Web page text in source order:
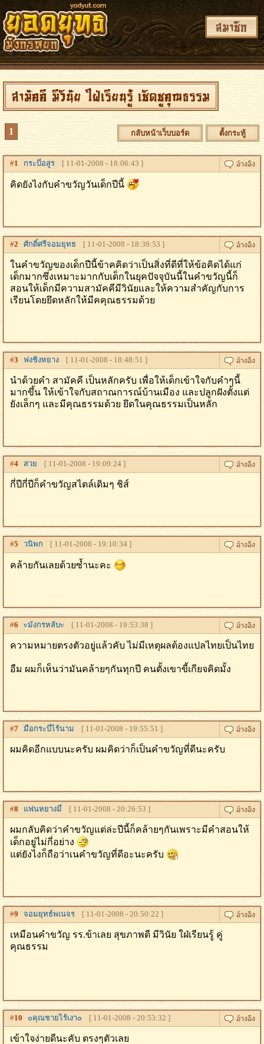
สมาชิก
สามัคคี มีวินัย ใฝ่เรียนรู้ เชิดชูคุณธรรม
1 กลับหน้าเว็บบอร์ด ตั้งกระทู้
#1 กระบี่อสูร [ 11-01-2008 - 18:06:43 ]
คิดยังไงกับคำขวัญวันเด็กปีนี้
#2 ศักดิ์ศรีจอมยุทธ [ 11-01-2008 - 18:39:53 ]
ในคําขวัญของเด็กปีนี้ข้าคคิดว่าเป็นสิ่งที่ดีที่ให้ข้อคิดได้แก่
เด็กมากซึ่งเหมาะมากกับเด็กในยุคปัจจุบันนี้ในคําขวัญนี้ก็
สอนให้เด็กมีความสามัคคีมีวินัยและให้ความสําคัญกับการ
เรียนโดยยึดหลักให้มีคคุณธรรมด้วย
#3 ฟงชิงหยาง [ 11-01-2008 - 18:48:51 ]
นำด้วยคำ สามัคคี เป็นหลักครับ เพื่อให้เด็กเข้าใจกับคำๆนี้
มากขึ้น ให้เข้าใจกับสถาณการณ์บ้านเมือง และปลูกฝังตั้งแต่
ยังเล็กๆ และมีคุณธรรมด้วย ยึดในคุณธรรมเป็นหลัก
#4 สวย [ 11-01-2008 - 19:09:24 ]
กี่ปีกี่ปีก็คำขวัญสไตล์เดิมๆ ชิส์
#5 วนิพก [ 11-01-2008 - 19:10:34 ]
คล้ายกันเลยด้วยซ้ำนะคะ
#6 vมังกรหลับv [ 11-01-2008 - 19:53:38 ]
ความหมายตรงตัวอยู่แล้วคับ ไม่มีเหตุผลต้องแปลไทยเป็นไทย
อืม ผมก็เห็นว่ามันคล้ายๆกันทุกปี คนตั้งเขาขี้เกียจคิดมั้ง
#7 มือกระบี่ไร้นาม [ 11-01-2008 - 19:55:51 ]
ผมคิดอีกแบบนะครับ ผมคิดว่าก็เป็นคำขวัญที่ดีนะครับ
#8 แฟนหยางมี่ [ 11-01-2008 - 20:26:53 ]
ผมกลับคิดว่าคำขวัญแต่ล่ะปีนี้ก็คล้ายๆกันเพราะมีคำสอนให้
เด็กอยู่ไม่กี่อย่าง
แต่ยังไงก็ถือว่าเนคำขวัญที่ดีอะนะครับ
#9 จอมยุทธ์พเนจร [ 11-01-2008 - 20:50:22 ]
เหมือนคำขวัญ รร.ข้าเลย สุขภาพดี มีวินัย ใฝ่เรียนรู้ คู่
คุณธรรม
#10 ๐คุณชายไร้เงา๐ [ 11-01-2008 - 20:53:32 ]
เข้าใจง่ายดีนะคับ ตรงๆตัวเลย